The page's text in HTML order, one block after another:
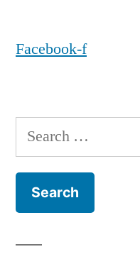
Facebook-f
Search
for: